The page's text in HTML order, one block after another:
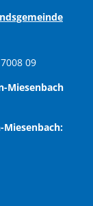
09
Miesenbach
Miesenbach: